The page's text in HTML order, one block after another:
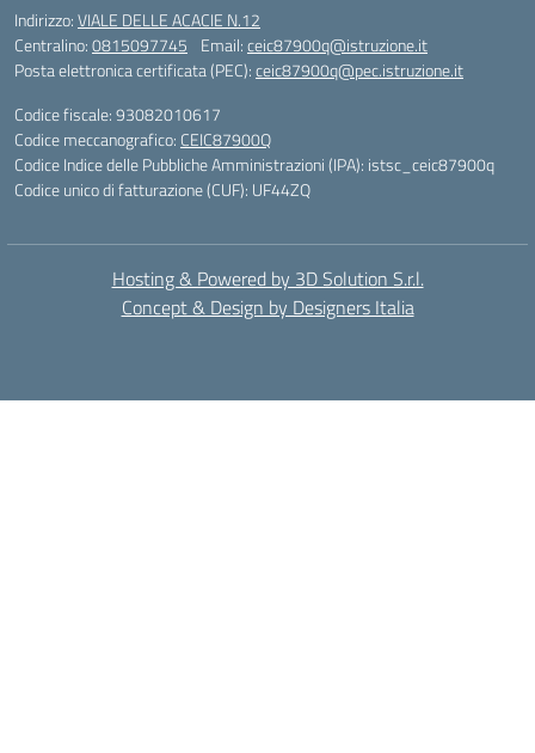
Indirizzo:VIALE DELLE ACACIE N.12
Centralino:0815097745 Email:ceic87900q@istruzione.it
Posta elettronica certificata (PEC):ceic87900q@pec.istruzione.it
Codice fiscale: 93082010617
Codice meccanografico: CEIC87900Q
Codice Indice delle Pubbliche Amministrazioni (IPA): istsc_ceic87900q
Codice unico di fatturazione (CUF): UF44ZQ
Hosting & Powered by 3D Solution S.r.l.
Concept & Design by Designers Italia